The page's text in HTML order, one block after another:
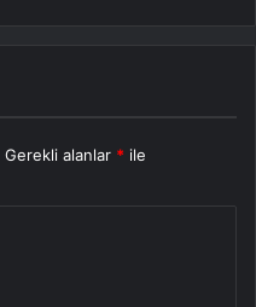
Gerekli alanlar * ile